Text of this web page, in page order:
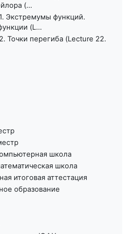
(...
Экстремумы функций.
(L...
Точки перегиба (Lecture 22.
школа
школа
итоговая аттестация
образование